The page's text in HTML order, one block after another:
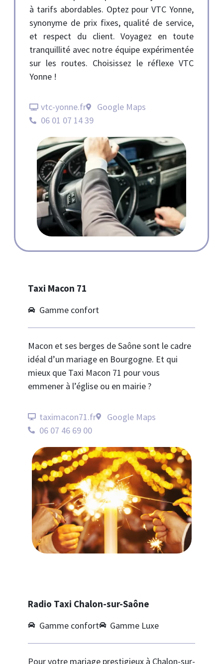
à tarifs abordables. Optez pour VTC Yonne,
synonyme de prix fixes, qualité de service,
et respect du client. Voyagez en toute
tranquillité avec notre équipe expérimentée
sur les routes. Choisissez le réflexe VTC
Yonne !
vtc-yonne.fr
Google Maps
06 01 07 14 39
Taxi Macon 71
Gamme confort
Macon et ses berges de Saône sont le cadre
idéal d’un mariage en Bourgogne. Et qui
mieux que Taxi Macon 71 pour vous
emmener à l’église ou en mairie ?
taximacon71.fr
Google Maps
06 07 46 69 00
Radio Taxi Chalon-sur-Saône
Gamme confort Gamme Luxe
Pour votre mariage prestigieux à Chalon-sur-